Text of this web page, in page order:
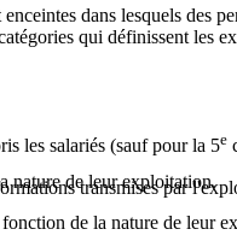
dans lesquels des
qui définissent les
les salariés (sauf pour la 5e
transmises par
nature de leur exploitation.
de la nature de leur